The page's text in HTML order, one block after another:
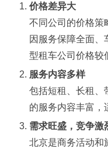
价格差异大
不同公司的价格策
因服务保障全面、
型租车公司价格较
服务内容多样
包括短租、长租、
的服务内容丰富，
需求旺盛，竞争激
北京是商务活动和